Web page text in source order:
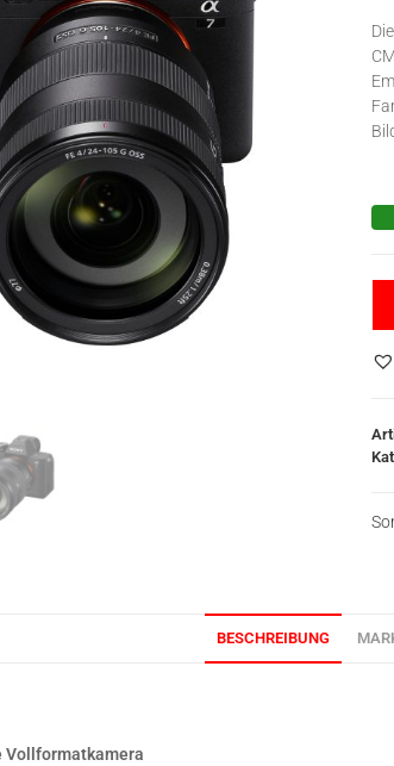
BESCHREIBUNG
Vollformatkamera